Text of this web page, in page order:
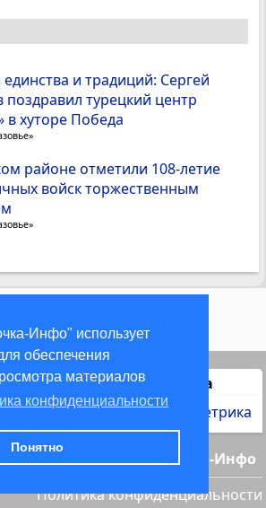
Инфо" использует
обеспечения
материалов
конфиденциальности
Понятно
единства и традиций: Сергей
турецкий центр
в хуторе Победа
районе отметили 108-летие
войск торжественным
Статистика
© 2000-2026 Азов-точка-Инфо
Политика конфиденциальности